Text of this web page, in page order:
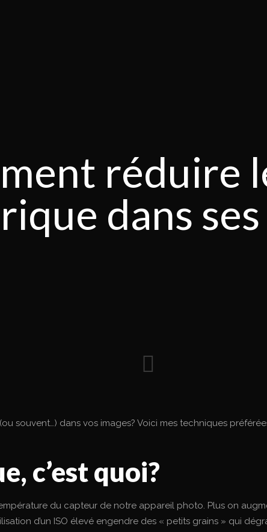
réduire
dans
souvent…) dans vos images? Voici mes techniques
c’est quoi?
du capteur de notre appareil photo. Plus on
d’un ISO élevé engendre des « petits grains » qui